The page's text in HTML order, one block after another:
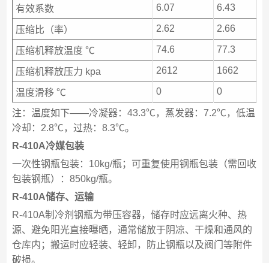
有效系数 6.07 6.43
压缩比（率） 2.62 2.66
压缩机释放温度 ℃ 74.6 77.3
压缩机释放压力 kpa 2612 1662
温度滑移 ℃ 0 0
注：温度如下——冷凝器：43.3℃，蒸发器：7.2℃，低温
冷却：2.8℃，过热：8.3℃。
R-410A冷媒包装
一次性钢瓶包装：10kg/瓶；可重复使用钢瓶包装（需回收
包装钢瓶）：850kg/瓶。
R-410A储存、运输
R-410A制冷剂钢瓶为带压容器，储存时应远离火种、热
源、避免阳光直接曝晒，通常储放于阴凉、干燥和通风的
仓库内；搬运时应轻装、轻卸，防止钢瓶以及阀门等附件
破损。